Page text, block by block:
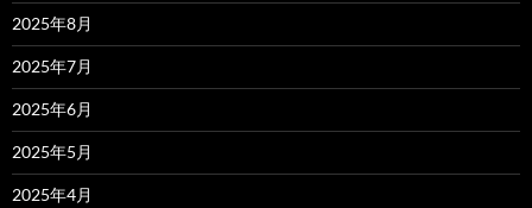
2025年8月
2025年7月
2025年6月
2025年5月
2025年4月